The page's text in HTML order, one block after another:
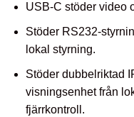
USB-C stöder video
Stöder RS232-
lokal styrning.
Stöder dubbelriktad
visningsenhet från
fjärrkontroll.